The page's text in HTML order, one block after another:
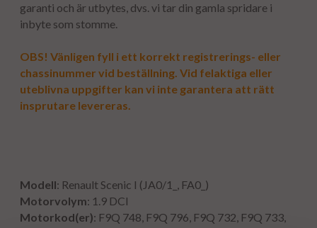
garanti och är utbytes, dvs. vi tar din gamla spridare i
inbyte som stomme.
OBS! Vänligen fyll i ett korrekt registrerings- eller
chassinummer vid beställning. Vid felaktiga eller
uteblivna uppgifter kan vi inte garantera att rätt
insprutare levereras.
Modell: Renault Scenic I (JA0/1_, FA0_)
Motorvolym: 1.9 DCI
Motorkod(er): F9Q 748, F9Q 796, F9Q 732, F9Q 733,